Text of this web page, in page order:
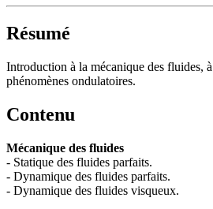
Résumé
Introduction à la mécanique des fluides,
phénomènes ondulatoires.
Contenu
Mécanique des fluides
- Statique des fluides parfaits.
- Dynamique des fluides parfaits.
- Dynamique des fluides visqueux.